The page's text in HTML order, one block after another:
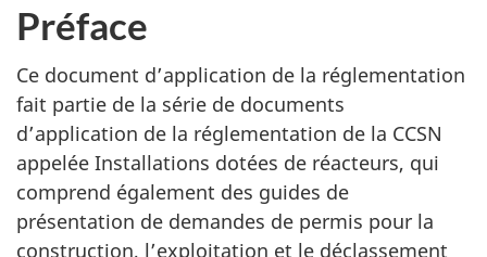
Préface
Ce document d’application de la réglementation
fait partie de la série de documents
d’application de la réglementation de la CCSN
appelée Installations dotées de réacteurs, qui
comprend également des guides de
présentation de demandes de permis pour la
construction, l’exploitation et le déclassement